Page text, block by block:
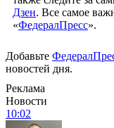
Дзен. Все самое
«ФедералПресс».
Добавьте
новостей дня.
Реклама
Новости
10:02